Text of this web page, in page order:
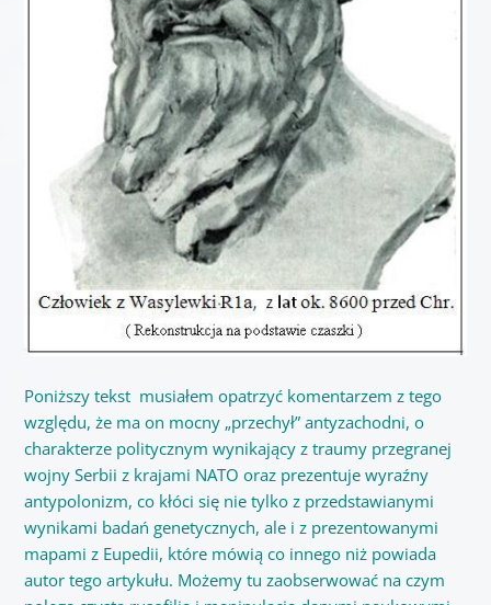
Poniższy tekst musiałem opatrzyć komentarzem z tego
względu, że ma on mocny „przechył” antyzachodni, o
charakterze politycznym wynikający z traumy przegranej
wojny Serbii z krajami NATO oraz prezentuje wyraźny
antypolonizm, co kłóci się nie tylko z przedstawianymi
wynikami badań genetycznych, ale i z prezentowanymi
mapami z Eupedii, które mówią co innego niż powiada
autor tego artykułu. Możemy tu zaobserwować na czym